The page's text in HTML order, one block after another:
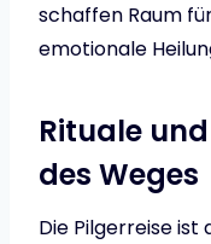
schaffen Raum
emotionale
Rituale
des Weges
Die Pilgerreise ist